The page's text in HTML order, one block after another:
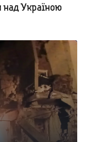
над Україною